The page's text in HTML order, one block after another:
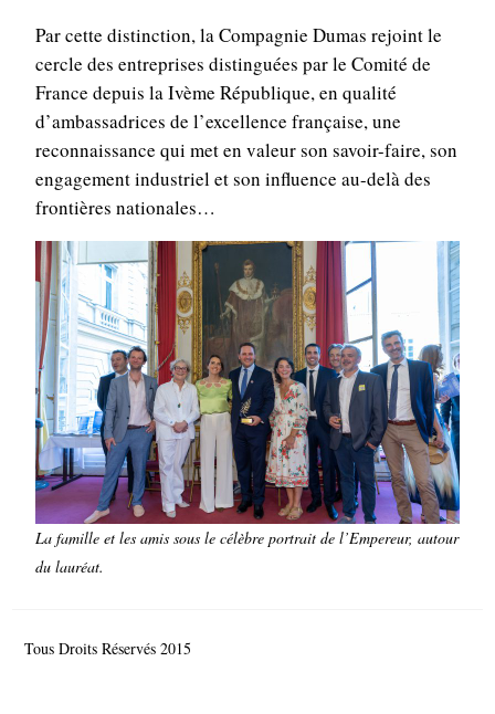
Par cette distinction, la Compagnie Dumas rejoint le
cercle des entreprises distinguées par le Comité de
France depuis la Ivème République, en qualité
d’ambassadrices de l’excellence française, une
reconnaissance qui met en valeur son savoir-faire, son
engagement industriel et son influence au-delà des
frontières nationales…
La famille et les amis sous le célèbre portrait de l’Empereur, autour
du lauréat.
Tous Droits Réservés 2015